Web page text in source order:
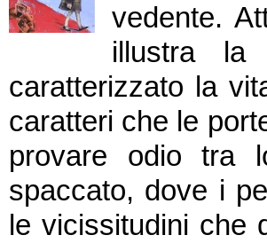
vedente.
illustra la
caratterizzato la
caratteri che le
provare odio tra
spaccato, dove i
le vicissitudini che